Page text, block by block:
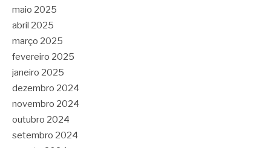
maio 2025
abril 2025
março 2025
fevereiro 2025
janeiro 2025
dezembro 2024
novembro 2024
outubro 2024
setembro 2024